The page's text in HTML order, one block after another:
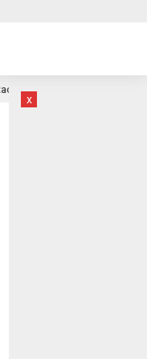
Nancy Club Surabaya
x